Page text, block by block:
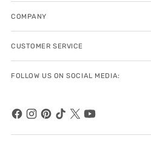
COMPANY
CUSTOMER SERVICE
FOLLOW US ON SOCIAL MEDIA: